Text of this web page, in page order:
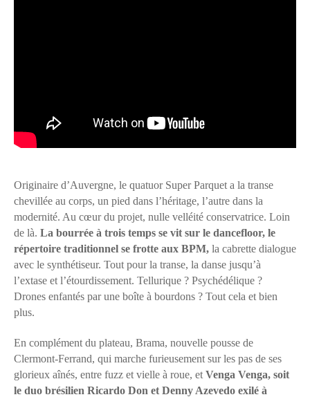
Originaire d’Auvergne, le quatuor Super Parquet a la transe
chevillée au corps, un pied dans l’héritage, l’autre dans la
modernité. Au cœur du projet, nulle velléité conservatrice. Loin
de là. La bourrée à trois temps se vit sur le dancefloor, le
répertoire traditionnel se frotte aux BPM, la cabrette dialogue
avec le synthétiseur. Tout pour la transe, la danse jusqu’à
l’extase et l’étourdissement. Tellurique ? Psychédélique ?
Drones enfantés par une boîte à bourdons ? Tout cela et bien
plus.
En complément du plateau, Brama, nouvelle pousse de
Clermont-Ferrand, qui marche furieusement sur les pas de ses
glorieux aînés, entre fuzz et vielle à roue, et Venga Venga, soit
le duo brésilien Ricardo Don et Denny Azevedo exilé à